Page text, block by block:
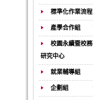
標準化作業流程
產學合作組
校園永續暨校務
研究中心
就業輔導組
企劃組